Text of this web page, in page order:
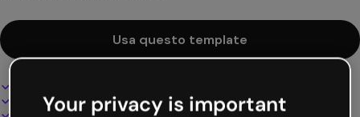
Usa questo template
100% personalizzabile
Your privacy is important